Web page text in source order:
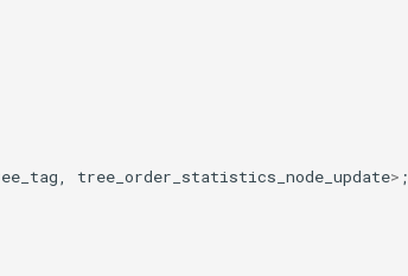
tree_order_statistics_node_update> ;